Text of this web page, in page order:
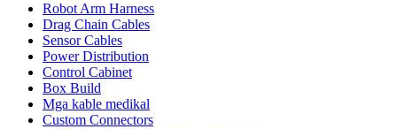
Robot Arm Harness
Drag Chain Cables
Sensor Cables
Power Distribution
Control Cabinet
Box Build
Mga kable medikal
Custom Connectors